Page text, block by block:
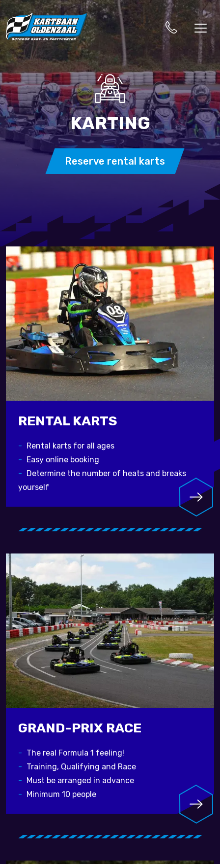
KARTING
Reserve rental karts
RENTAL KARTS
Rental karts for all ages
Easy online booking
Determine the number of heats and breaks
yourself
GRAND-PRIX RACE
The real Formula 1 feeling!
Training, Qualifying and Race
Must be arranged in advance
Minimum 10 people